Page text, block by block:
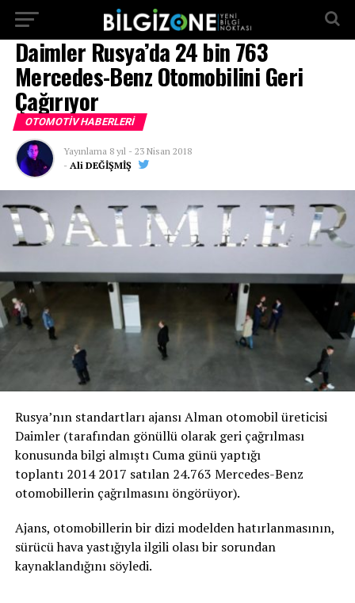
Daimler Rusya’da 24 bin 763
Mercedes-Benz Otomobilini Geri
Çağırıyor
OTOMOTIV HABERLERI
Yayınlama 8 yıl - 23 Nisan 2018
- Ali DEĞİŞMİŞ
Rusya’nın standartları ajansı Alman otomobil üreticisi
Daimler (tarafından gönüllü olarak geri çağrılması
konusunda bilgi almıştı Cuma günü yaptığı
toplantı 2014 2017 satılan 24.763 Mercedes-Benz
otomobillerin çağrılmasını öngörüyor).
Ajans, otomobillerin bir dizi modelden hatırlanmasının,
sürücü hava yastığıyla ilgili olası bir sorundan
kaynaklandığını söyledi.